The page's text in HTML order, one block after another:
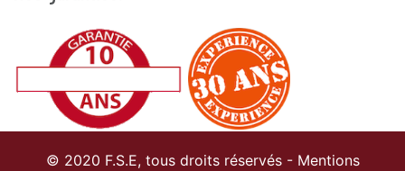
© 2020 F.S.E, tous droits réservés - Mentions